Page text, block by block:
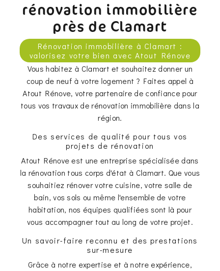
rénovation immobilière
près de Clamart
Rénovation immobilière à Clamart :
valorisez votre bien avec Atout Rénove
Vous habitez à Clamart et souhaitez donner un
coup de neuf à votre logement ? Faites appel à
Atout Rénove, votre partenaire de confiance pour
tous vos travaux de rénovation immobilière dans la
région.
Des services de qualité pour tous vos
projets de rénovation
Atout Rénove est une entreprise spécialisée dans
la rénovation tous corps d'état à Clamart. Que vous
souhaitiez rénover votre cuisine, votre salle de
bain, vos sols ou même l'ensemble de votre
habitation, nos équipes qualifiées sont là pour
vous accompagner tout au long de votre projet.
Un savoir-faire reconnu et des prestations
sur-mesure
Grâce à notre expertise et à notre expérience,